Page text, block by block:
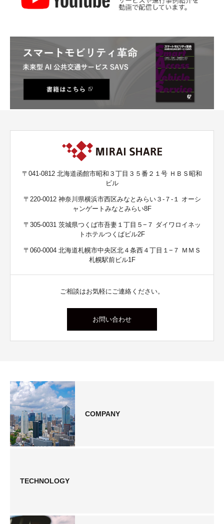
〒041-0812 北海道函館市昭和３丁目３５番２１号 ＨＢＳ昭和
ビル
〒220-0012 神奈川県横浜市西区みなとみらい３-７-１ オーシ
ャンゲートみなとみらい8F
〒305-0031 茨城県つくば市吾妻１丁目５−７ ダイワロイネッ
トホテルつくばビル2F
〒060-0004 北海道札幌市中央区北４条西４丁目１−７ ＭＭＳ
札幌駅前ビル1F
ご相談はお気軽にご連絡ください。
お問い合わせ
COMPANY
TECHNOLOGY